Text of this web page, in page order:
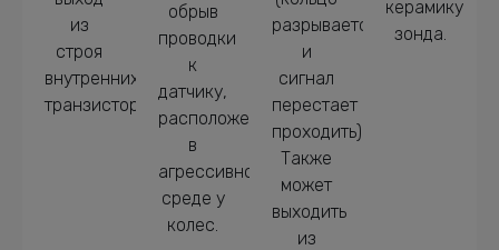
из
строя
внутренних
транзисторов.
обрыв
проводки
к
датчику,
расположенному
в
агрессивной
среде у
колес.
разрывается,
и
сигнал
перестает
проходить).
Также
может
выходить
из
керамику
зонда.